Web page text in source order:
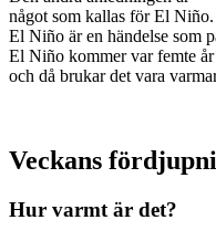
något som kallas för El Niño.
El Niño är en händelse som
El Niño kommer var femte år
och då brukar det vara
Veckans
Hur varmt är det?